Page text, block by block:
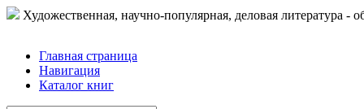
Художественная, научно-популярная, деловая литература -
Главная страница
Навигация
Каталог книг